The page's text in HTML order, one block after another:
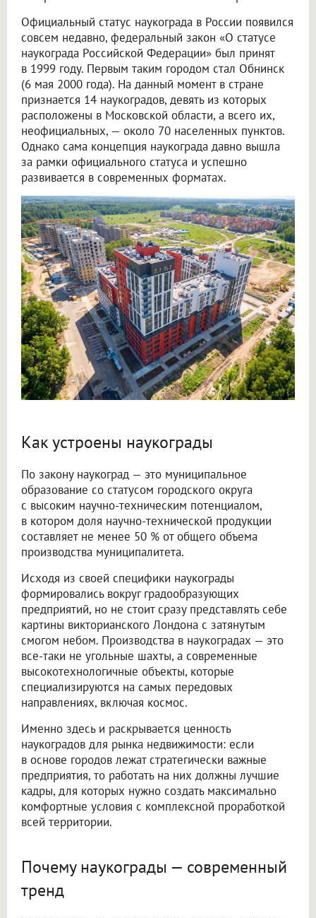
Официальный статус наукограда в России появился
совсем недавно, федеральный закон «О статусе
наукограда Российской Федерации» был принят
в 1999 году. Первым таким городом стал Обнинск
(6 мая 2000 года). На данный момент в стране
признается 14 наукоградов, девять из которых
расположены в Московской области, а всего их,
неофициальных, — около 70 населенных пунктов.
Однако сама концепция наукограда давно вышла
за рамки официального статуса и успешно
развивается в современных форматах.
Как устроены наукограды
По закону наукоград — это муниципальное
образование со статусом городского округа
с высоким научно-техническим потенциалом,
в котором доля научно-технической продукции
составляет не менее 50 % от общего объема
производства муниципалитета.
Исходя из своей специфики наукограды
формировались вокруг градообразующих
предприятий, но не стоит сразу представлять себе
картины викторианского Лондона с затянутым
смогом небом. Производства в наукоградах — это
все-таки не угольные шахты, а современные
высокотехнологичные объекты, которые
специализируются на самых передовых
направлениях, включая космос.
Именно здесь и раскрывается ценность
наукоградов для рынка недвижимости: если
в основе городов лежат стратегически важные
предприятия, то работать на них должны лучшие
кадры, для которых нужно создать максимально
комфортные условия с комплексной проработкой
всей территории.
Почему наукограды — современный
тренд